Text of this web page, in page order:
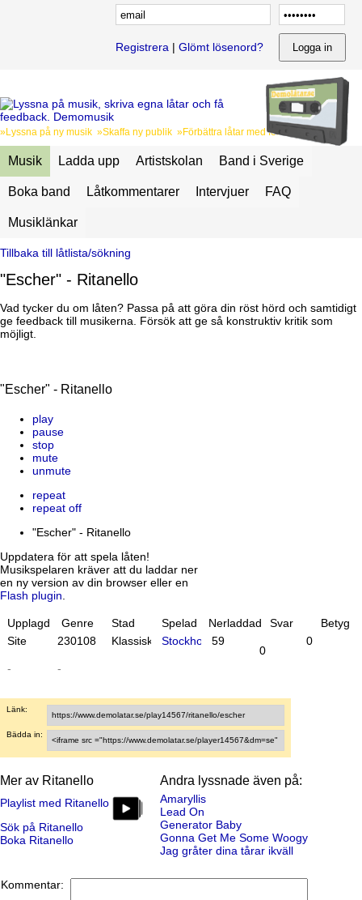
Registrera | Glömt lösenord?
»Lyssna på ny musik »Skaffa ny publik »Förbättra låtar med feedback
Musik Ladda upp Artistskolan Band i Sverige
Boka band Låtkommentarer Intervjuer FAQ
Musiklänkar
Tillbaka till låtlista/sökning
"Escher" - Ritanello
Vad tycker du om låten? Passa på att göra din röst hörd och samtidigt
ge feedback till musikerna. Försök att ge så konstruktiv kritik som
möjligt.
"Escher" - Ritanello
play
pause
stop
mute
unmute
repeat
repeat off
"Escher" - Ritanello
Uppdatera för att spela låten!
Musikspelaren kräver att du laddar ner
en ny version av din browser eller en
Flash plugin
Upplagd Genre Stad Spelad Nerladdad Svar
Betyg
Site
230108 Klassiskt Stockholm59
0
0
- -
Länk:
Bädda in:
Mer av Ritanello
Playlist med Ritanello
Sök på Ritanello
Boka Ritanello
Andra lyssnade även på:
Amaryllis
Lead On
Generator Baby
Gonna Get Me Some Woogy
Jag gråter dina tårar ikväll
Kommentar: